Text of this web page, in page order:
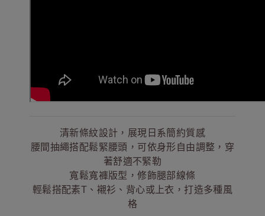
清新條紋設計，展現日系簡約質感
腰間抽繩搭配鬆緊腰頭，可依身形自由調整，穿
著舒適不緊勒
寬鬆寬褲版型，修飾腿部線條
輕鬆搭配素T、襯衫、背心或上衣，打造多種風
格